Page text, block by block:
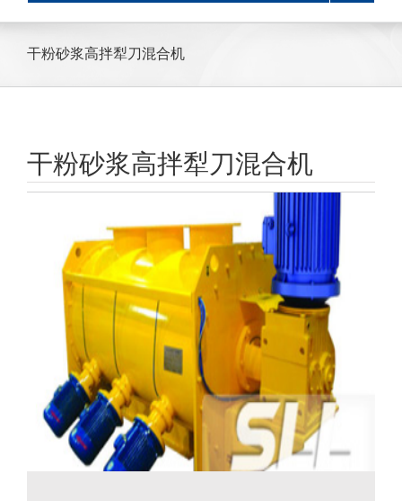
干粉砂浆高拌犁刀混合机
干粉砂浆高拌犁刀混合机